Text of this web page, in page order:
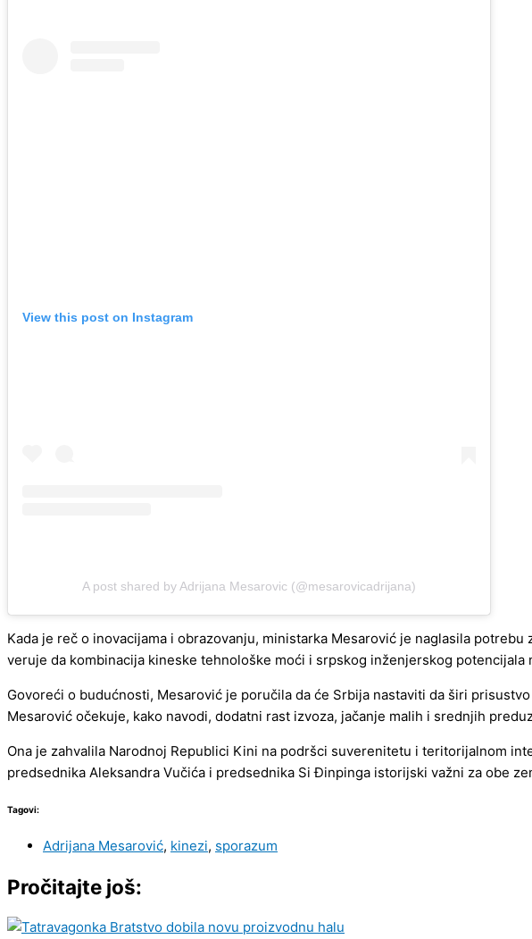
View this post on Instagram
A post shared by Adrijana Mesarovic (@mesarovicadrijana)
Kada je reč o inovacijama i obrazovanju, ministarka Mesarović je naglasila
veruje da kombinacija kineske tehnološke moći i srpskog inženjerskog potencijala
Govoreći o budućnosti, Mesarović je poručila da će Srbija nastaviti da širi
Mesarović očekuje, kako navodi, dodatni rast izvoza, jačanje malih i srednjih
Ona je zahvalila Narodnoj Republici Kini na podršci suverenitetu i teritorijalnom
predsednika Aleksandra Vučića i predsednika Si Đinpinga istorijski važni za obe
Tagovi:
Adrijana Mesarović, kinezi, sporazum
Pročitajte još: